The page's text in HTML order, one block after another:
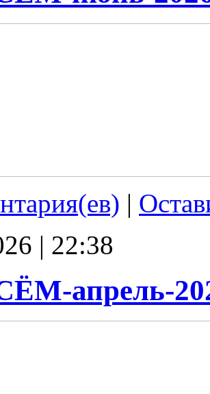
|
| 22:38
апрель-